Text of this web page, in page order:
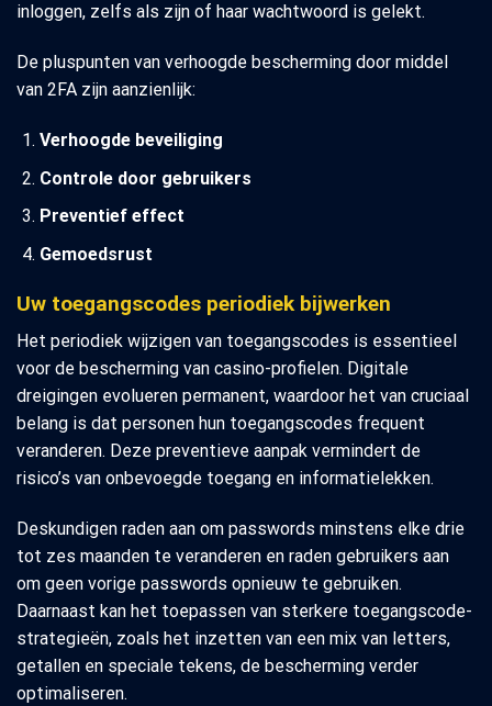
inloggen, zelfs als zijn of haar wachtwoord is gelekt.
De pluspunten van verhoogde bescherming door middel
van 2FA zijn aanzienlijk:
Verhoogde beveiliging
Controle door gebruikers
Preventief effect
Gemoedsrust
Uw toegangscodes periodiek bijwerken
Het periodiek wijzigen van toegangscodes is essentieel
voor de bescherming van casino-profielen. Digitale
dreigingen evolueren permanent, waardoor het van cruciaal
belang is dat personen hun toegangscodes frequent
veranderen. Deze preventieve aanpak vermindert de
risico’s van onbevoegde toegang en informatielekken.
Deskundigen raden aan om passwords minstens elke drie
tot zes maanden te veranderen en raden gebruikers aan
om geen vorige passwords opnieuw te gebruiken.
Daarnaast kan het toepassen van sterkere toegangscode-
strategieën, zoals het inzetten van een mix van letters,
getallen en speciale tekens, de bescherming verder
optimaliseren.